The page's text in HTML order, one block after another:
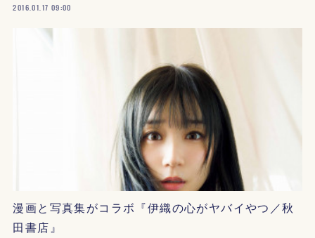
2016.01.17 09:00
漫画と写真集がコラボ『伊織の心がヤバイやつ／秋
田書店』